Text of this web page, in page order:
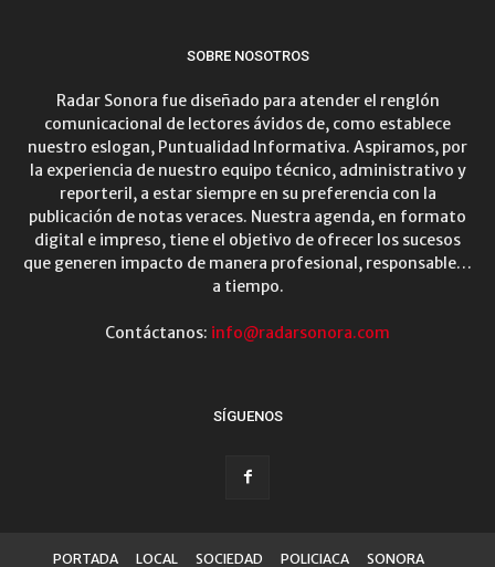
SOBRE NOSOTROS
Radar Sonora fue diseñado para atender el renglón
comunicacional de lectores ávidos de, como establece
nuestro eslogan, Puntualidad Informativa. Aspiramos, por
la experiencia de nuestro equipo técnico, administrativo y
reporteril, a estar siempre en su preferencia con la
publicación de notas veraces. Nuestra agenda, en formato
digital e impreso, tiene el objetivo de ofrecer los sucesos
que generen impacto de manera profesional, responsable…
a tiempo.
Contáctanos: info@radarsonora.com
SÍGUENOS
PORTADA LOCAL SOCIEDAD POLICIACA SONORA